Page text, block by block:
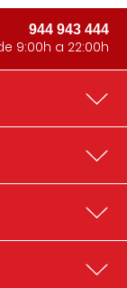
944 943 444
9:00h a 22:00h